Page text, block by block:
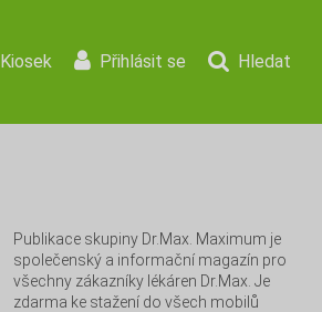
Kiosek Přihlásit se Hledat
Publikace skupiny Dr.Max. Maximum je
společenský a informační magazín pro
všechny zákazníky lékáren Dr.Max. Je
zdarma ke stažení do všech mobilů